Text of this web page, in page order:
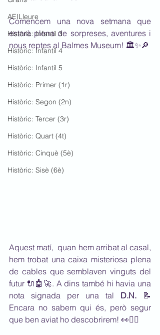
AEILleure
Històric: Infantil 3
Històric: Infantil 4
Històric: Infantil 5
Històric: Primer (1r)
Històric: Segon (2n)
Històric: Tercer (3r)
Històric: Quart (4t)
Històric: Cinquè (5è)
Històric: Sisè (6è)
Comencem una nova setmana que
estarà plena de sorpreses, aventures i
nous reptes al Balmes Museum! 🏛️✨🔎
Aquest matí,  quan hem arribat al casal,
hem trobat una caixa misteriosa plena
de cables que semblaven vinguts del
futur 🔌🤖🚀. A dins també hi havia una
nota signada per una tal D.N. 📝
Encara no sabem qui és, però segur
que ben aviat ho descobrirem! 👀🕵️‍♂️